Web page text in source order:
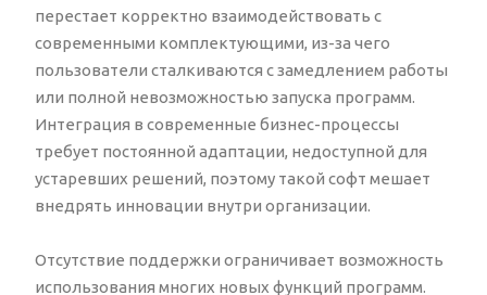
перестает корректно взаимодействовать с
современными комплектующими, из-за чего
пользователи сталкиваются с замедлением работы
или полной невозможностью запуска программ.
Интеграция в современные бизнес-процессы
требует постоянной адаптации, недоступной для
устаревших решений, поэтому такой софт мешает
внедрять инновации внутри организации.
Отсутствие поддержки ограничивает возможность
использования многих новых функций программ.